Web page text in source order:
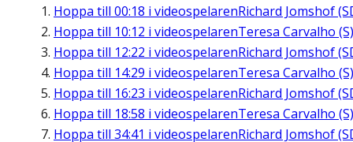
Hoppa till 00:18 i videospelarenRichard Jomshof
Hoppa till 10:12 i videospelarenTeresa Carvalho (S)
Hoppa till 12:22 i videospelarenRichard Jomshof
Hoppa till 14:29 i videospelarenTeresa Carvalho (S)
Hoppa till 16:23 i videospelarenRichard Jomshof
Hoppa till 18:58 i videospelarenTeresa Carvalho (S)
Hoppa till 34:41 i videospelarenRichard Jomshof